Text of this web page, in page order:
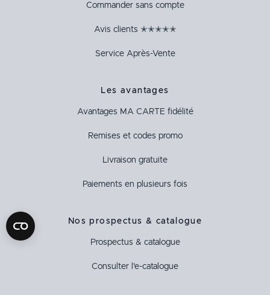
Commander sans compte
Avis clients ✭✭✭✭✭
Service Après-Vente
Les avantages
Avantages MA CARTE fidélité
Remises et codes promo
Livraison gratuite
Paiements en plusieurs fois
Nos prospectus & catalogue
Prospectus & catalogue
Consulter l'e-catalogue